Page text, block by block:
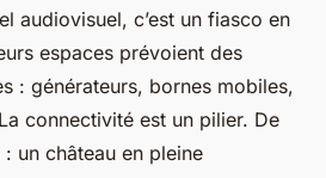
audiovisuel, c’est un fiasco en
espaces prévoient des
: générateurs, bornes mobiles,
connectivité est un pilier. De
: un château en pleine